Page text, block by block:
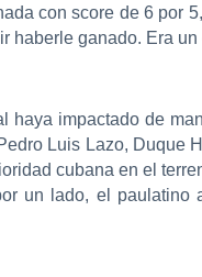
con score de 6 por
haberle ganado. Era
haya impactado de
Luis Lazo,
cubana en el
un lado, el